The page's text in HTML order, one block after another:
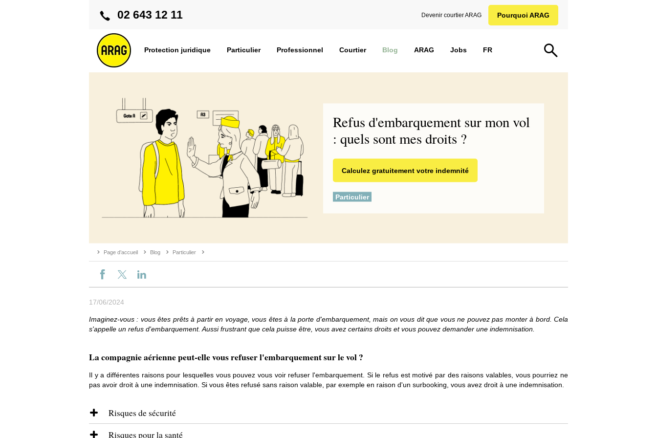
02 643 12 11 Devenir courtier ARAG Pourquoi ARAG
Protection juridique Particulier Professionnel Courtier Blog ARAG Jobs FR
Page d’accueil Blog Particulier
Refus d'embarquement sur mon vol
: quels sont mes droits ?
Calculez gratuitement votre indemnité
Particulier
17/06/2024
Imaginez-vous : vous êtes prêts à partir en voyage, vous êtes à la porte d'embarquement, mais on vous dit que vous ne pouvez pas monter à bord. Cela
s'appelle un refus d'embarquement. Aussi frustrant que cela puisse être, vous avez certains droits et vous pouvez demander une indemnisation.
La compagnie aérienne peut-elle vous refuser l'embarquement sur le vol ?
Il y a différentes raisons pour lesquelles vous pouvez vous voir refuser l'embarquement. Si le refus est motivé par des raisons valables, vous pourriez ne
pas avoir droit à une indemnisation. Si vous êtes refusé sans raison valable, par exemple en raison d'un surbooking, vous avez droit à une indemnisation.
Risques de sécurité
Votre embarquement peut être refusé si le personnel vous considère comme un "risque de sécurité". Cela peut se produire si vous vous comportez
Risques pour la santé